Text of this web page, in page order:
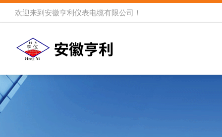
欢迎来到 安徽亨利仪表电缆有限公司 ！